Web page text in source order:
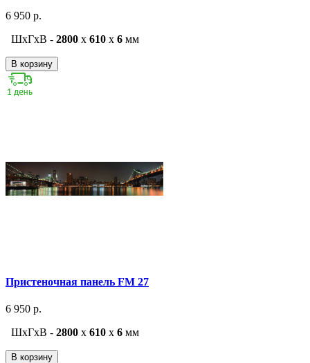
6 950 р.
ШxГxВ - 2800 x 610 x 6 мм
В корзину
Пристеночная панель FM 27
6 950 р.
ШxГxВ - 2800 x 610 x 6 мм
В корзину